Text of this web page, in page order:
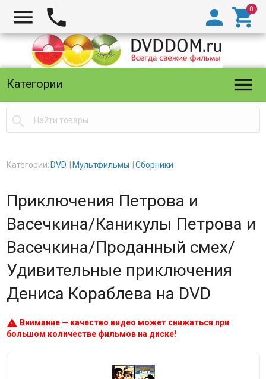
  

Категории 

Категории: DVD Мультфильмы Сборники
Приключения Петрова и
Васечкина/Каникулы Петрова и
Васечкина/Проданный смех/
Удивительные приключения
Дениса Кораблева на DVD
warning Внимание — качество видео может снижаться при
большом количестве фильмов на диске!